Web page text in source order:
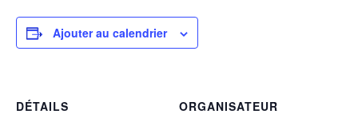
Ajouter au calendrier
DÉTAILS
ORGANISATEUR